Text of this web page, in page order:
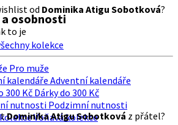
osobnosti
kolekce
Pro muže
Adventní kalendáře
Dárky do 300 Kč
Podzimní nutnosti
Voňavá kolekce
od Dominika Atigu Sobotková?
to je
Dominika Atigu Sobotková z přátel?